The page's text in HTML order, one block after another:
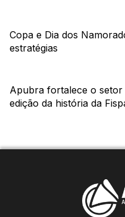
Copa e Dia dos
estratégias
Apubra fortalece o
edição da história da